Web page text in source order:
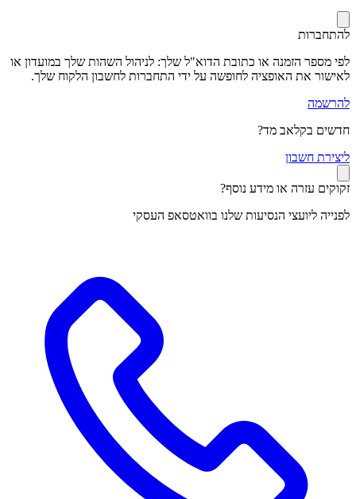
להתחברות
לפי מספר הזמנה או כתובת הדוא"ל שלך: לניהול השהות שלך במועדון או
לאישור את האופציה לחופשה על ידי התחברות לחשבון הלקוח שלך.
להרשמה
חדשים בקלאב מד?
ליצירת חשבון
זקוקים עזרה או מידע נוסף?
לפנייה ליועצי הנסיעות שלנו בוואטסאפ העסקי